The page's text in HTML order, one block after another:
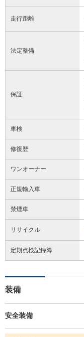
走行距離
法定整備
保証
車検
修復歴
ワンオーナー
正規輸入車
禁煙車
リサイクル
定期点検記録簿
装備
安全装備